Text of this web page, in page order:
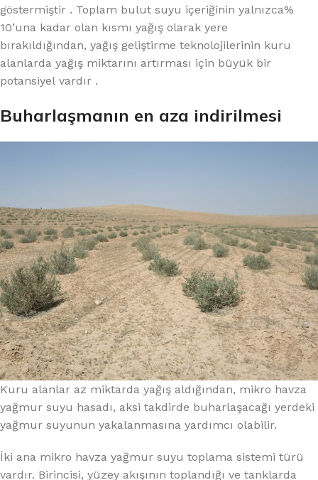
göstermiştir . Toplam bulut suyu içeriğinin yalnızca%
10’una kadar olan kısmı yağış olarak yere
bırakıldığından, yağış geliştirme teknolojilerinin kuru
alanlarda yağış miktarını artırması için büyük bir
potansiyel vardır .
Buharlaşmanın en aza indirilmesi
Kuru alanlar az miktarda yağış aldığından, mikro havza
yağmur suyu hasadı, aksi takdirde buharlaşacağı yerdeki
yağmur suyunun yakalanmasına yardımcı olabilir.
İki ana mikro havza yağmur suyu toplama sistemi türü
vardır. Birincisi, yüzey akışının toplandığı ve tanklarda